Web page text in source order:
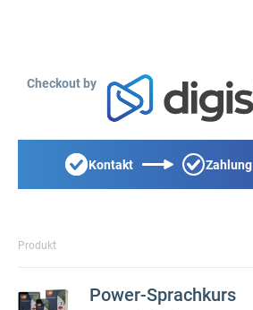
Checkout by
Kontakt Zahlung
Produkt
Power-Sprachkurs